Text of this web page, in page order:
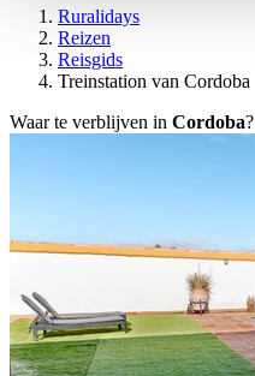
Ruralidays
Reizen
Reisgids
Treinstation van Cordoba
Waar te verblijven in Cordoba?